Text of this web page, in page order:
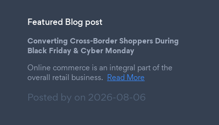
Featured Blog post
Converting Cross-Border Shoppers During
Black Friday & Cyber Monday
Online commerce is an integral part of the
overall retail business. Read More
Posted by on 2026-08-06